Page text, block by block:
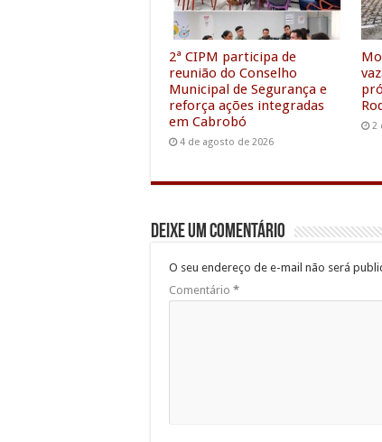
k
p
n
2ª CIPM participa de
reunião do Conselho
Municipal de Segurança e
reforça ações integradas
em Cabrobó
4 de agosto de 2026
2
Deixe um comentário
O seu endereço de e-mail não será
Comentário *